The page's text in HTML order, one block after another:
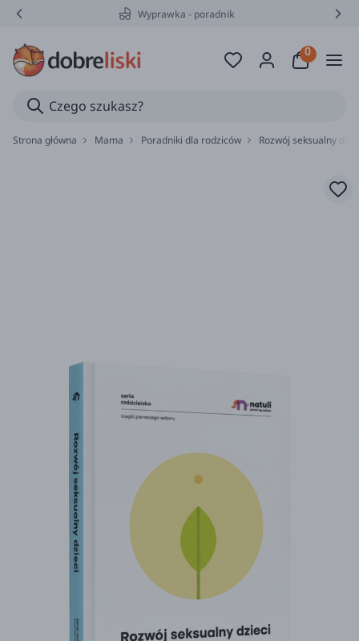
Wyprawka - poradnik
Strona główna Mama Poradniki dla rodziców Rozwój seksualny